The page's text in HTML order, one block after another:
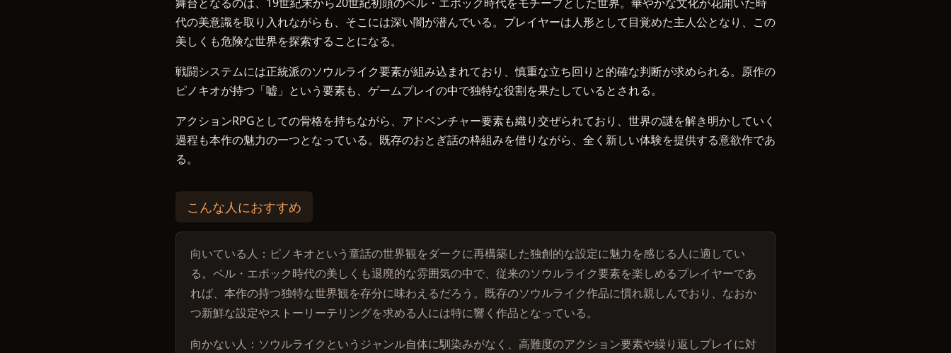
代の美意識を取り入れながらも、そこには深い闇が潜んでいる。プレイヤーは人形として目覚めた主人公となり、この
美しくも危険な世界を探索することになる。
戦闘システムには正統派のソウルライク要素が組み込まれており、慎重な立ち回りと的確な判断が求められる。原作の
ピノキオが持つ「嘘」という要素も、ゲームプレイの中で独特な役割を果たしているとされる。
アクションRPGとしての骨格を持ちながら、アドベンチャー要素も織り交ぜられており、世界の謎を解き明かしていく
過程も本作の魅力の一つとなっている。既存のおとぎ話の枠組みを借りながら、全く新しい体験を提供する意欲作であ
る。
こんな人におすすめ
向いている人：ピノキオという童話の世界観をダークに再構築した独創的な設定に魅力を感じる人に適してい
る。ベル・エポック時代の美しくも退廃的な雰囲気の中で、従来のソウルライク要素を楽しめるプレイヤーであ
れば、本作の持つ独特な世界観を存分に味わえるだろう。既存のソウルライク作品に慣れ親しんでおり、なおか
つ新鮮な設定やストーリーテリングを求める人には特に響く作品となっている。
向かない人：ソウルライクというジャンル自体に馴染みがなく、高難度のアクション要素や繰り返しプレイに対